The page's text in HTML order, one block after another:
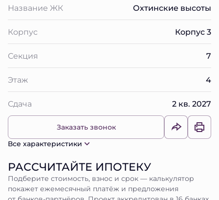
Название ЖК Охтинские высоты
Корпус Корпус 3
Секция 7
Этаж 4
Сдача 2 кв. 2027
Заказать звонок
Все характеристики
РАССЧИТАЙТЕ ИПОТЕКУ
Подберите стоимость, взнос и срок — калькулятор
покажет ежемесячный платёж и предложения